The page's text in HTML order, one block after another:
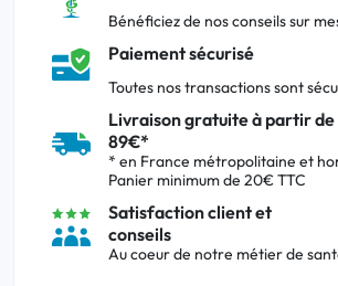
Bénéficiez de nos conseils sur
Paiement sécurisé
Toutes nos transactions sont
Livraison gratuite à partir de
89€*
* en France métropolitaine et
Panier minimum de 20€ TTC
Satisfaction client et
conseils
Au coeur de notre métier de